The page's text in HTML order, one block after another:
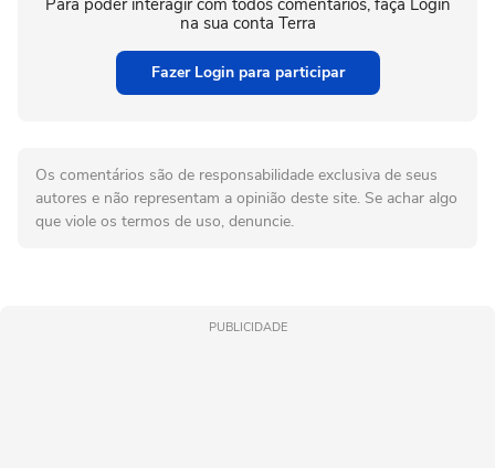
Para poder interagir com todos comentários, faça Login
na sua conta Terra
Fazer Login para participar
Os comentários são de responsabilidade exclusiva de seus
autores e não representam a opinião deste site. Se achar algo
que viole os termos de uso, denuncie.
PUBLICIDADE